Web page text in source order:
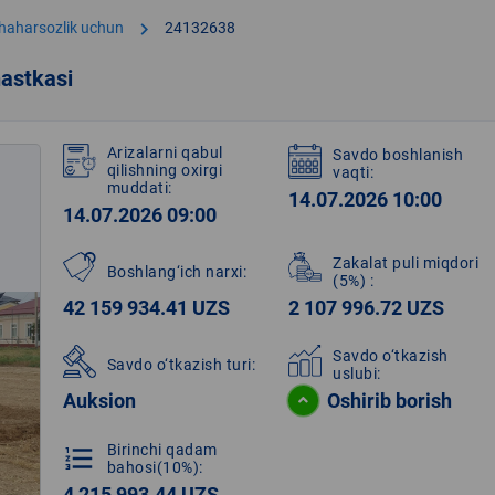
uchun chevron_right 24132638
Arizalarni qabul
qilishning oxirgi
muddati:
14.07.2026 09:00
Savdo boshlanish
vaqti:
14.07.2026 10:00
Boshlang‘ich narxi:
42 159 934.41 UZS
Zakalat puli miqdori
(5%) :
2 107 996.72 UZS
Savdo o‘tkazish turi:
Auksion
Savdo o‘tkazish
uslubi:
Oshirib borish
format_list_numbered
Birinchi qadam
bahosi(10%):